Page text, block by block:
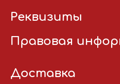
Реквизиты
Правовая
Доставка